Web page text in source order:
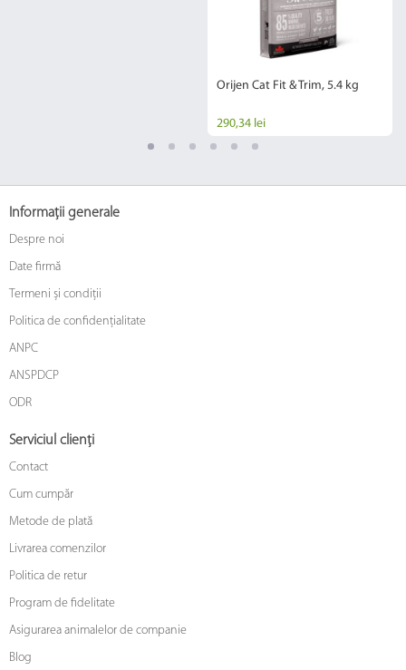
Orijen Cat Fit & Trim, 5.4 kg
290,34 lei
Informații generale
Despre noi
Date firmă
Termeni și condiții
Politica de confidențialitate
ANPC
ANSPDCP
ODR
Serviciul clienți
Contact
Cum cumpăr
Metode de plată
Livrarea comenzilor
Politica de retur
Program de fidelitate
Asigurarea animalelor de companie
Blog